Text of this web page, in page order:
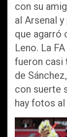
con su
al Arsenal
que agarró
Leno. La
fueron casi
de
con suerte
hay fotos